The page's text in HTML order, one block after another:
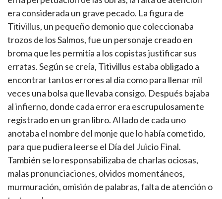
era considerada un grave pecado. La figura de
Titivillus, un pequeño demonio que coleccionaba
trozos de los Salmos, fue un personaje creado en
broma que les permitía a los copistas justificar sus
erratas. Según se creía, Titivillus estaba obligado a
encontrar tantos errores al día como para llenar mil
veces una bolsa que llevaba consigo. Después bajaba
al infierno, donde cada error era escrupulosamente
registrado en un gran libro. Al lado de cada uno
anotaba el nombre del monje que lo había cometido,
para que pudiera leerse el Día del Juicio Final.
También se lo responsabilizaba de charlas ociosas,
malas pronunciaciones, olvidos momentáneos,
murmuración, omisión de palabras, falta de atención o